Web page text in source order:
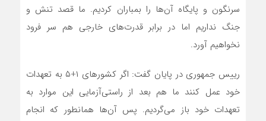
سرنگون و پایگاه آن‌ها را بمباران کردیم. ما قصد تنش و
جنگ نداریم اما در برابر قدرت‌های خارجی هم سر فرود
نخواهیم آورد.
رییس جمهوری در پایان گفت: اگر کشورهای ۱+۵ به تعهدات
خود عمل کنند ما هم بعد از راستی‌آزمایی این موارد به
تعهدات خود باز می‌گردیم. پس آن‌ها همانطور که انجام